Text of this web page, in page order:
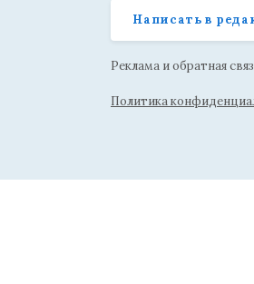
Написать в
Реклама и обратная
Политика